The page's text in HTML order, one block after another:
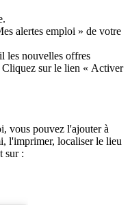
alertes emploi » de votre
les nouvelles offres
Cliquez sur le lien « Activer
vous pouvez l'ajouter à
l'imprimer, localiser le lieu
sur :